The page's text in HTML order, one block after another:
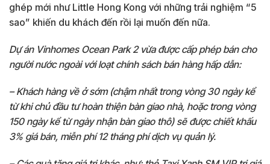
ghép mới như Little Hong Kong với những trải nghiệm “5
sao” khiến du khách đến rồi lại muốn đến nữa.
Dự án Vinhomes Ocean Park 2 vừa được cấp phép bán cho
người nước ngoài với loạt chính sách bán hàng hấp dẫn:
– Khách hàng về ở sớm (chậm nhất trong vòng 30 ngày kể
từ khi chủ đầu tư hoàn thiện bàn giao nhà, hoặc trong vòng
150 ngày kể từ ngày nhận bàn giao thô) sẽ được chiết khấu
3% giá bán, miễn phí 12 tháng phí dịch vụ quản lý.